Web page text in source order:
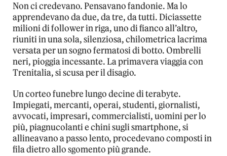
Non ci credevano. Pensavano fandonie. Ma lo
apprendevano da due, da tre, da tutti. Diciassette
milioni di follower in riga, uno di fianco all’altro,
riuniti in una sola, silenziosa, chilometrica lacrima
versata per un sogno fermatosi di botto. Ombrelli
neri, pioggia incessante. La primavera viaggia con
Trenitalia, si scusa per il disagio.
Un corteo funebre lungo decine di terabyte.
Impiegati, mercanti, operai, studenti, giornalisti,
avvocati, impresari, commercialisti, uomini per lo
più, piagnucolanti e chini sugli smartphone, si
allineavano a passo lento, procedevano composti in
fila dietro allo sgomento più grande.